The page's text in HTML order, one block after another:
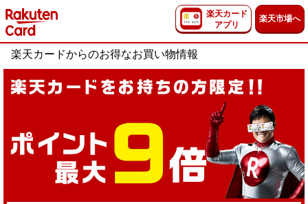
楽天カード
アプリ
楽天市場へ
楽天カードからのお得なお買い物情報